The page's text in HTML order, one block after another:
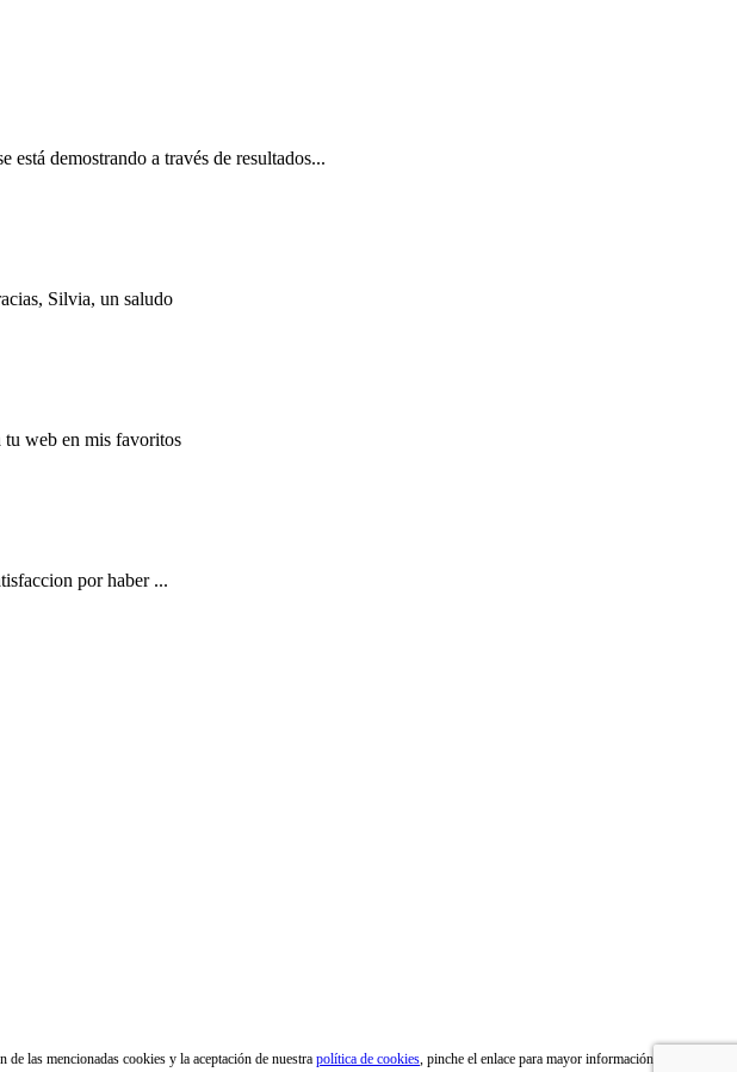
está demostrando a través de resultados...
Silvia, un saludo
tu web en mis favoritos
por haber ...
las mencionadas cookies y la aceptación de nuestra política de cookies , pinche el enlace para mayor información.